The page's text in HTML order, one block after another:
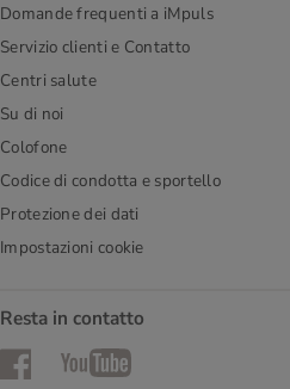
Domande frequenti a iMpuls
Servizio clienti e Contatto
Centri salute
Su di noi
Colofone
Codice di condotta e sportello
Protezione dei dati
Impostazioni cookie
Resta in contatto
FacebookYouTube